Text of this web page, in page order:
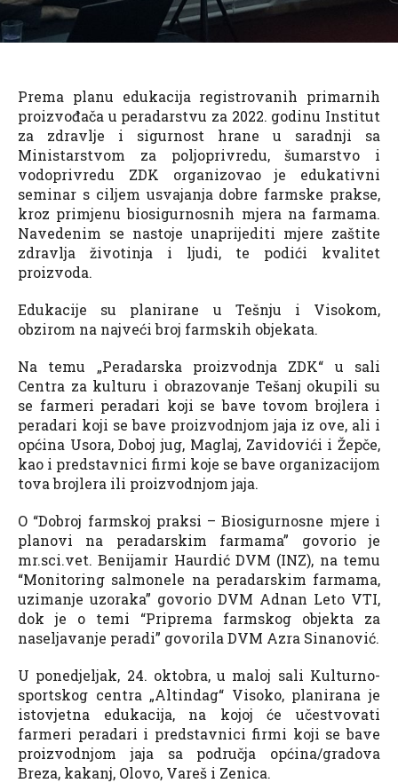
Prema planu edukacija registrovanih primarnih
proizvođača u peradarstvu za 2022. godinu Institut
za zdravlje i sigurnost hrane u saradnji sa
Ministarstvom za poljoprivredu, šumarstvo i
vodoprivredu ZDK organizovao je edukativni
seminar s ciljem usvajanja dobre farmske prakse,
kroz primjenu biosigurnosnih mjera na farmama.
Navedenim se nastoje unaprijediti mjere zaštite
zdravlja životinja i ljudi, te podići kvalitet
proizvoda.
Edukacije su planirane u Tešnju i Visokom,
obzirom na najveći broj farmskih objekata.
Na temu „Peradarska proizvodnja ZDK“ u sali
Centra za kulturu i obrazovanje Tešanj okupili su
se farmeri peradari koji se bave tovom brojlera i
peradari koji se bave proizvodnjom jaja iz ove, ali i
općina Usora, Doboj jug, Maglaj, Zavidovići i Žepče,
kao i predstavnici firmi koje se bave organizacijom
tova brojlera ili proizvodnjom jaja.
O “Dobroj farmskoj praksi – Biosigurnosne mjere i
planovi na peradarskim farmama” govorio je
mr.sci.vet. Benijamir Haurdić DVM (INZ), na temu
“Monitoring salmonele na peradarskim farmama,
uzimanje uzoraka” govorio DVM Adnan Leto VTI,
dok je o temi “Priprema farmskog objekta za
naseljavanje peradi” govorila DVM Azra Sinanović.
U ponedjeljak, 24. oktobra, u maloj sali Kulturno-
sportskog centra „Altindag“ Visoko, planirana je
istovjetna edukacija, na kojoj će učestvovati
farmeri peradari i predstavnici firmi koji se bave
proizvodnjom jaja sa područja općina/gradova
Breza, kakanj, Olovo, Vareš i Zenica.